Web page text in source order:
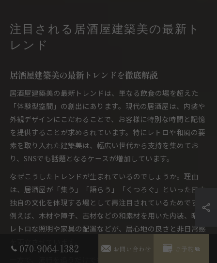
注目される居酒屋建築美の最新ト
レンド
居酒屋建築美の最新トレンドを徹底解説
居酒屋建築美の最新トレンドは、単なる飲食の場を超えた
「体験型空間」の創出にあります。現代の居酒屋は、内装や
外観デザインにこだわることで、お客様に特別な時間と記憶
を提供することが求められています。特にレトロや和風の要
素を取り入れた建築美は、幅広い世代から支持を集めてお
り、SNSでも話題となるケースが増加しています。
なぜこうしたトレンドが生まれているのでしょうか。理由
は、居酒屋が「集う」「語らう」「くつろぐ」といった日本
独自の文化を体現する場として再注目されているためです。
例えば、木材や障子、古材などの和素材を用いた内装、昭和
レトロな照明や家具の配置などが、居心地の良さと非日常感
070-9064-1382 お問い合わせ ご予約